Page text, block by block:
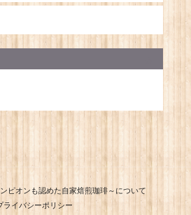
ピオンも認めた自家焙煎珈琲～について
ライバシーポリシー